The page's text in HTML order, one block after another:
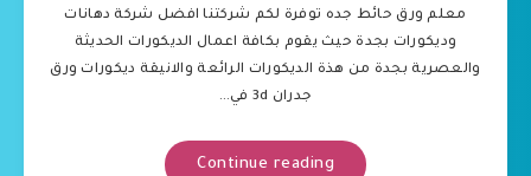
معلم ورق حائط جده توفرة لكم شركتنا افضل شركة دهانات
وديكورات بجدة حيث يقوم بكافة اعمال الديكورات الحديثة
والعصرية بجدة من هذة الديكورات الرائعة والانيقة ديكورات ورق
جدران 3d في…
Continue reading